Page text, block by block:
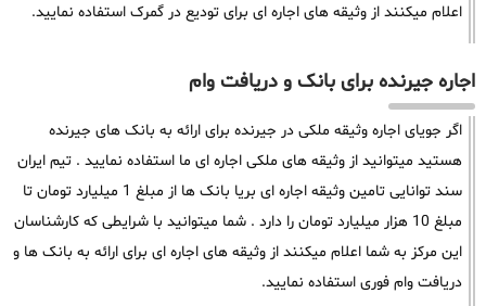
اعلام میکنند از وثیقه های اجاره ای برای تودیع در گمرک استفاده نمایید.
اجاره جیرنده برای بانک و دریافت وام
اگر جویای اجاره وثیقه ملکی در جیرنده برای ارائه به بانک های جیرنده
هستید میتوانید از وثیقه های ملکی اجاره ای ما استفاده نمایید . تیم ایران
سند توانایی تامین وثیقه اجاره ای بریا بانک ها از مبلغ 1 میلیارد تومان تا
مبلغ 10 هزار میلیارد تومان را دارد . شما میتوانید با شرایطی که کارشناسان
این مرکز به شما اعلام میکنند از وثیقه های اجاره ای برای ارائه به بانک ها و
دریافت وام فوری استفاده نمایید.